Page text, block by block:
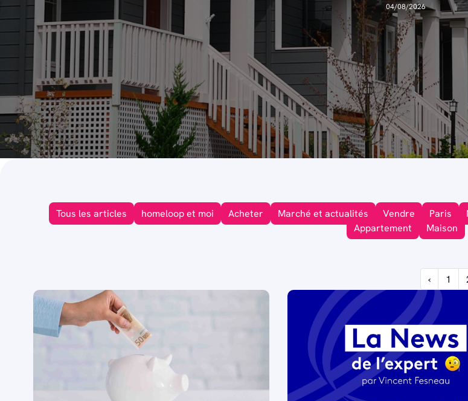
02/08/2026
06/08/2026
marché ?
05/08/2026
04/08/2026
04/08/2026
Tous les articles homeloop et moi Acheter Marché et actualités Vendre Paris
Appartement
Maison
‹
1